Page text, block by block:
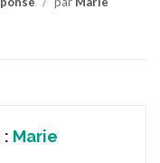
: Marie